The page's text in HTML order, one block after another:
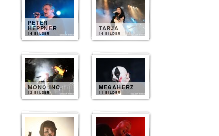
PETER
HEPPNER
14 BILDER
TARJA
14 BILDER
MONO INC.
12 BILDER
MEGAHERZ
11 BILDER